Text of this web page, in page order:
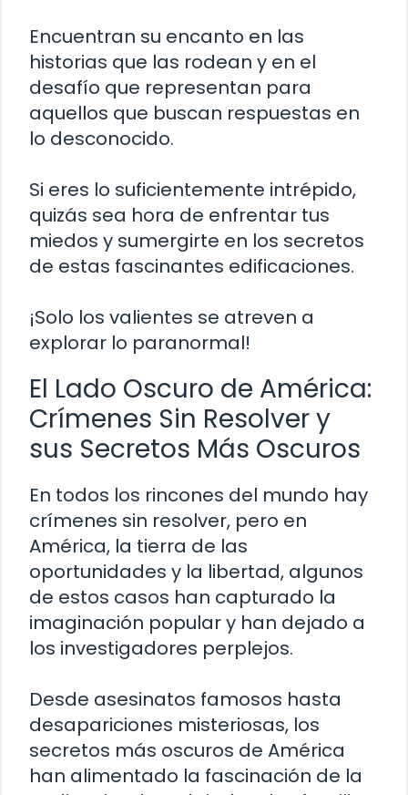
Encuentran su encanto en las
historias que las rodean y en el
desafío que representan para
aquellos que buscan respuestas en
lo desconocido.
Si eres lo suficientemente intrépido,
quizás sea hora de enfrentar tus
miedos y sumergirte en los secretos
de estas fascinantes edificaciones.
¡Solo los valientes se atreven a
explorar lo paranormal!
El Lado Oscuro de América:
Crímenes Sin Resolver y
sus Secretos Más Oscuros
En todos los rincones del mundo hay
crímenes sin resolver, pero en
América, la tierra de las
oportunidades y la libertad, algunos
de estos casos han capturado la
imaginación popular y han dejado a
los investigadores perplejos.
Desde asesinatos famosos hasta
desapariciones misteriosas, los
secretos más oscuros de América
han alimentado la fascinación de la